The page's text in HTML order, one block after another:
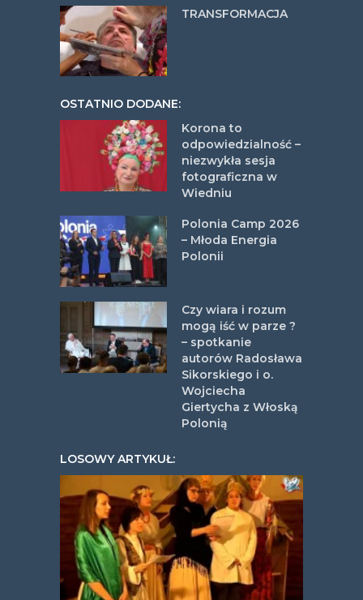
TRANSFORMACJA
OSTATNIO DODANE:
Korona to
odpowiedzialność –
niezwykła sesja
fotograficzna w
Wiedniu
Polonia Camp 2026
– Młoda Energia
Polonii
Czy wiara i rozum
mogą iść w parze ?
– spotkanie
autorów Radosława
Sikorskiego i o.
Wojciecha
Giertycha z Włoską
Polonią
LOSOWY ARTYKUŁ: